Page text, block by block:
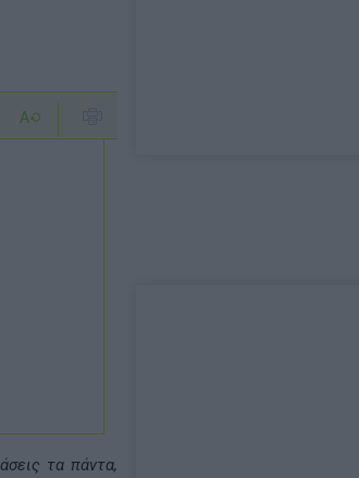
τα πάντα,